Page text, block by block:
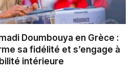
Doumbouya en Grèce :
sa fidélité et s’engage à
intérieure